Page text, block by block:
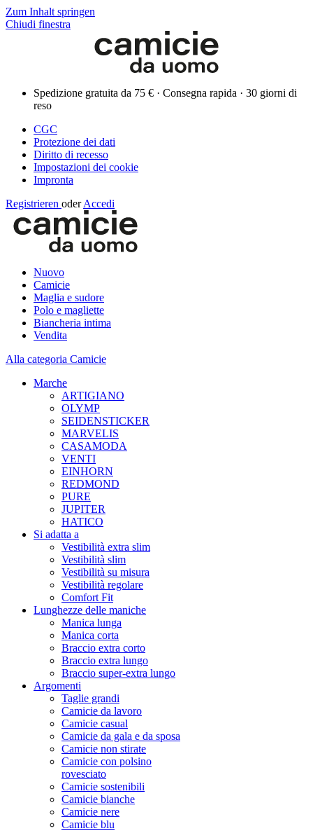
Zum Inhalt springen
Chiudi finestra
Spedizione gratuita da 75 € · Consegna rapida · 30 giorni di
reso
CGC
Protezione dei dati
Diritto di recesso
Impostazioni dei cookie
Impronta
Registrieren oder Accedi
Nuovo
Camicie
Maglia e sudore
Polo e magliette
Biancheria intima
Vendita
Alla categoria Camicie
Marche
ARTIGIANO
OLYMP
SEIDENSTICKER
MARVELIS
CASAMODA
VENTI
EINHORN
REDMOND
PURE
JUPITER
HATICO
Si adatta a
Vestibilità extra slim
Vestibilità slim
Vestibilità su misura
Vestibilità regolare
Comfort Fit
Lunghezze delle maniche
Manica lunga
Manica corta
Braccio extra corto
Braccio extra lungo
Braccio super-extra lungo
Argomenti
Taglie grandi
Camicie da lavoro
Camicie casual
Camicie da gala e da sposa
Camicie non stirate
Camicie con polsino
rovesciato
Camicie sostenibili
Camicie bianche
Camicie nere
Camicie blu